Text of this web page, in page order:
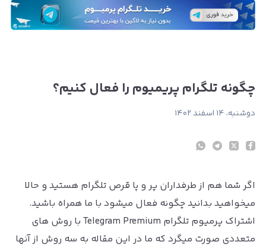
چگونه تلگرام پریمیوم را فعال کنیم؟
دوشنبه، ۱۴ اسفند ۱۴۰۲
اگر شما هم از طرفداران پر و پا قرص تلگرام هستید و حالا
میخواهید بدانید چگونه فعال میشود با ما همراه باشید.
اشتراک پرمیوم تلگرام Telegram Premium با روش های
متعددی صورت میگرد که ما در این مقاله به سه روش از آنها